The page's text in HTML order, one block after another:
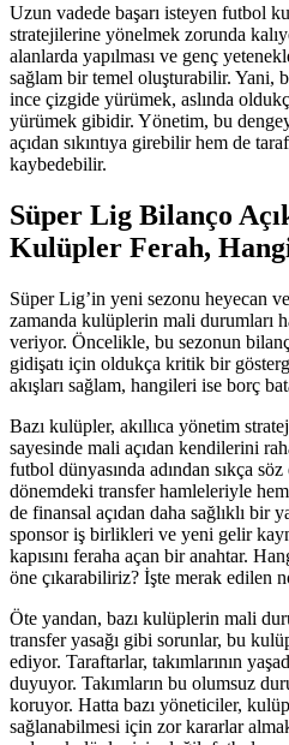
Uzun vadede başarı isteyen futbol
stratejilerine yönelmek zorunda
alanlarda yapılması ve genç
sağlam bir temel oluşturabilir. Yani,
ince çizgide yürümek, aslında
yürümek gibidir. Yönetim, bu
açıdan sıkıntıya girebilir hem de
kaybedebilir.
Süper Lig Bilanço
Kulüpler Ferah,
Süper Lig’in yeni sezonu heyecan
zamanda kulüplerin mali durumları
veriyor. Öncelikle, bu sezonun
gidişatı için oldukça kritik bir
akışları sağlam, hangileri ise borç
Bazı kulüpler, akıllıca yönetim
sayesinde mali açıdan kendilerini
futbol dünyasında adından sıkça
dönemdeki transfer hamleleriyle
de finansal açıdan daha sağlıklı bir
sponsor iş birlikleri ve yeni gelir
kapısını feraha açan bir anahtar.
öne çıkarabiliriz? İşte merak edilen
Öte yandan, bazı kulüplerin mali
transfer yasağı gibi sorunlar, bu
ediyor. Taraftarlar, takımlarının
duyuyor. Takımların bu olumsuz
koruyor. Hatta bazı yöneticiler,
sağlanabilmesi için zor kararlar